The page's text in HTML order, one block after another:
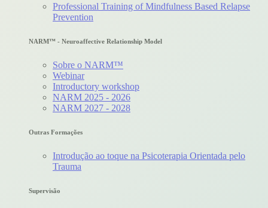
Professional Training of Mindfulness Based Relapse
Prevention
NARM™ - Neuroaffective Relationship Model
Sobre o NARM™
Webinar
Introductory workshop
NARM 2025 - 2026
NARM 2027 - 2028
Outras Formações
Introdução ao toque na Psicoterapia Orientada pelo
Trauma
Supervisão